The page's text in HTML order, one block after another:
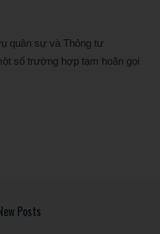
quân sự và Thông tư
số trường hợp tạm hoãn gọi
Posts